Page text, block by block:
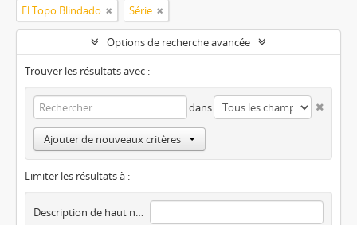
El Topo Blindado Série
Options de recherche avancée
Trouver les résultats avec :
dans
Ajouter de nouveaux critères
Limiter les résultats à :
Description de haut niveau